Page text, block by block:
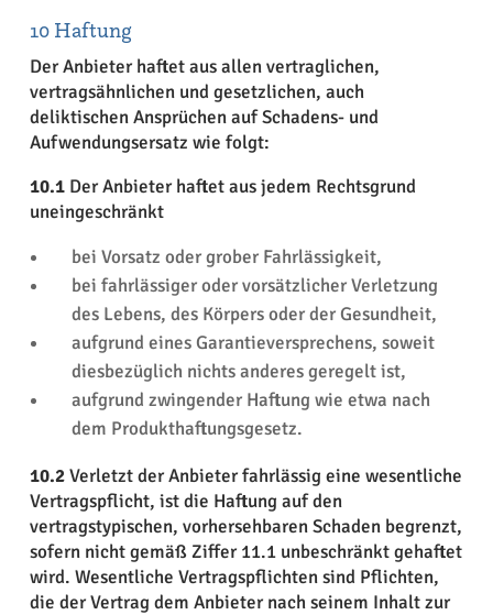
10 Haftung
Der Anbieter haftet aus allen vertraglichen,
vertragsähnlichen und gesetzlichen, auch
deliktischen Ansprüchen auf Schadens- und
Aufwendungsersatz wie folgt:
10.1Der Anbieter haftet aus jedem Rechtsgrund
uneingeschränkt
bei Vorsatz oder grober Fahrlässigkeit,
bei fahrlässiger oder vorsätzlicher Verletzung
des Lebens, des Körpers oder der Gesundheit,
aufgrund eines Garantieversprechens, soweit
diesbezüglich nichts anderes geregelt ist,
aufgrund zwingender Haftung wie etwa nach
dem Produkthaftungsgesetz.
10.2Verletzt der Anbieter fahrlässig eine wesentliche
Vertragspflicht, ist die Haftung auf den
vertragstypischen, vorhersehbaren Schaden begrenzt,
sofern nicht gemäß Ziffer 11.1 unbeschränkt gehaftet
wird. Wesentliche Vertragspflichten sind Pflichten,
die der Vertrag dem Anbieter nach seinem Inhalt zur